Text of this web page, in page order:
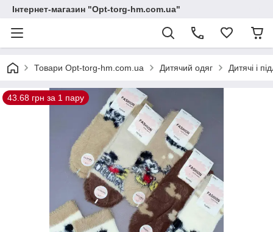
Інтернет-магазин "Opt-torg-hm.com.ua"
Товари Opt-torg-hm.com.ua Дитячий одяг Дитячі і
43.68 грн за 1 пару